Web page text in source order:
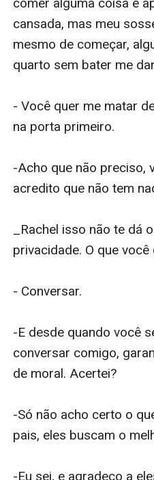
cansada, mas meu
mesmo de começar,
quarto sem bater me
- Você quer me matar
na porta primeiro.
-Acho que não preciso,
acredito que não tem
_Rachel isso não te dá
privacidade. O que você
- Conversar.
-E desde quando você
conversar comigo,
de moral. Acertei?
-Só não acho certo o
pais, eles buscam o
-Eu sei, e agradeço a